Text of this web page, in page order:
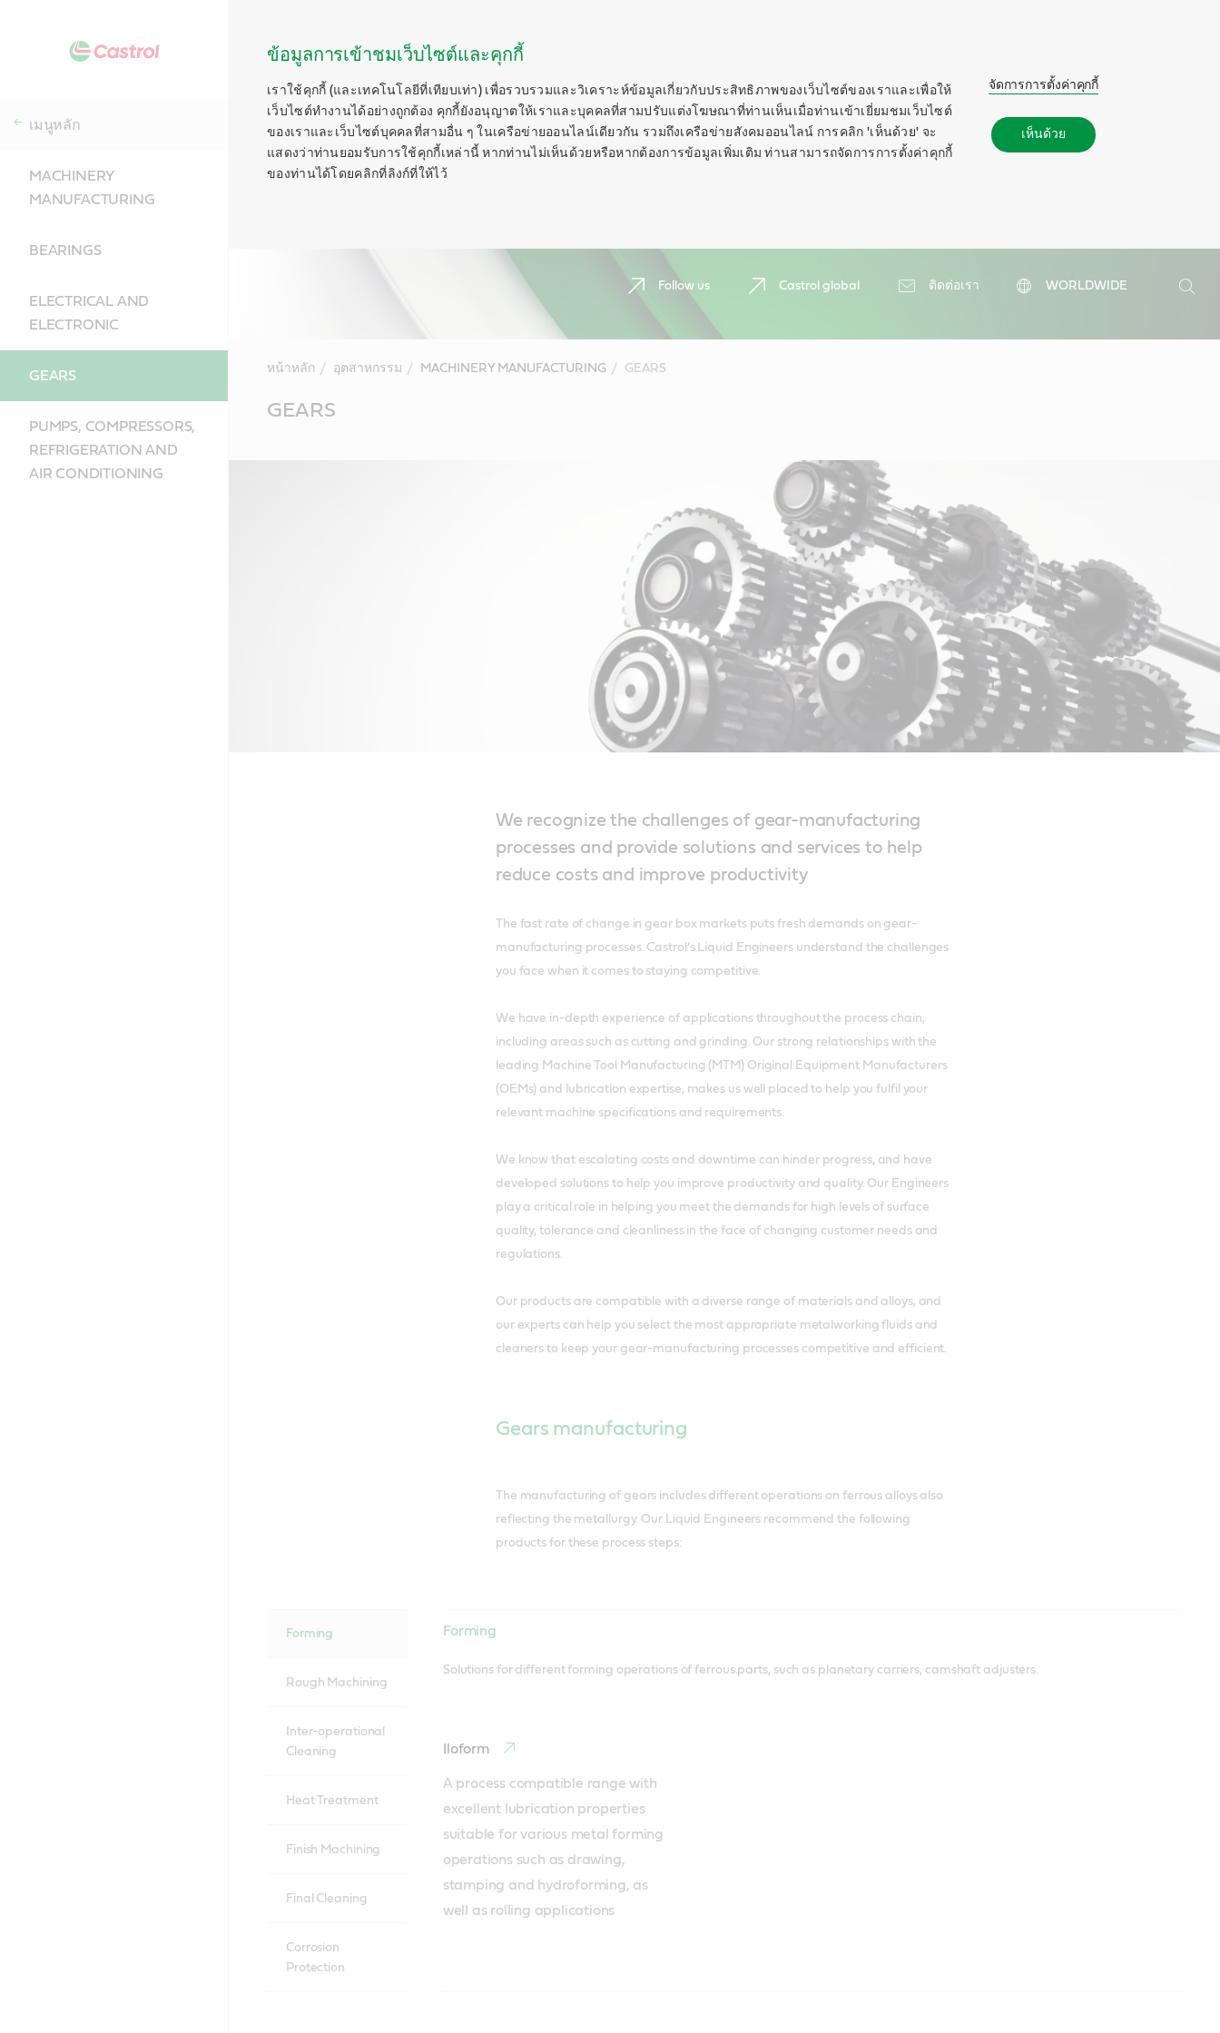
ข้อมูลการเข้าชมเว็บไซต์และคุกกี้
เราใช้คุกกี้ (และเทคโนโลยีที่เทียบเท่า) เพื่อรวบรวมและวิเคราะห์ข้อมูลเกี่ยวกับประสิทธิภาพของเว็บไซต์ของเราและเพื่อให้
เว็บไซต์ทำงานได้อย่างถูกต้อง คุกกี้ยังอนุญาตให้เราและบุคคลที่สามปรับแต่งโฆษณาที่ท่านเห็นเมื่อท่านเข้าเยี่ยมชมเว็บไซต์
ของเราและเว็บไซต์บุคคลที่สามอื่น ๆ ในเครือข่ายออนไลน์เดียวกัน รวมถึงเครือข่ายสังคมออนไลน์ การคลิก 'เห็นด้วย' จะ
แสดงว่าท่านยอมรับการใช้คุกกี้เหล่านี้ หากท่านไม่เห็นด้วยหรือหากต้องการข้อมูลเพิ่มเติม ท่านสามารถจัดการการตั้งค่าคุกกี้
ของท่านได้โดยคลิกที่ลิงก์ที่ให้ไว้
จัดการการตั้งค่าคุกกี้
เห็นด้วย
Follow us Castrol global ติดต่อเรา
WORLDWIDE
ค้นหา
เมนูหลัก
MACHINERY
MANUFACTURING
BEARINGS
ELECTRICAL AND
ELECTRONIC
GEARS
PUMPS, COMPRESSORS,
REFRIGERATION AND
AIR CONDITIONING
หน้าหลัก อุตสาหกรรม MACHINERY MANUFACTURING GEARS
ContentGEARS
We recognize the challenges of gear-manufacturing
processes and provide solutions and services to help
reduce costs and improve productivity
The fast rate of change in gear box markets puts fresh demands on gear-
manufacturing processes. Castrol’s Liquid Engineers understand the challenges
you face when it comes to staying competitive.
We have in-depth experience of applications throughout the process chain,
including areas such as cutting and grinding. Our strong relationships with the
leading Machine Tool Manufacturing (MTM) Original Equipment Manufacturers
(OEMs) and lubrication expertise, makes us well placed to help you fulfil your
relevant machine specifications and requirements.
We know that escalating costs and downtime can hinder progress, and have
developed solutions to help you improve productivity and quality. Our Engineers
play a critical role in helping you meet the demands for high levels of surface
quality, tolerance and cleanliness in the face of changing customer needs and
regulations.
Our products are compatible with a diverse range of materials and alloys, and
our experts can help you select the most appropriate metalworking fluids and
cleaners to keep your gear-manufacturing processes competitive and efficient.
Gears manufacturing
The manufacturing of gears includes different operations on ferrous alloys also
reflecting the metallurgy. Our Liquid Engineers recommend the following
products for these process steps:
Forming
Rough Machining
Inter-operational
Cleaning
Heat Treatment
Finish Machining
Final Cleaning
Corrosion
Protection
Forming
Solutions for different forming operations of ferrous parts, such as planetary carriers, camshaft adjusters.
Iloform
A process compatible range with
excellent lubrication properties
suitable for various metal forming
operations such as drawing,
stamping and hydroforming, as
well as rolling applications